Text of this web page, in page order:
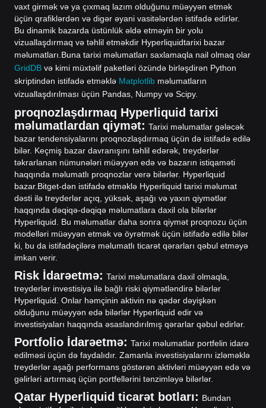
vaxt girmək və ya çıxmaq lazım olduğunu müəyyən etmək
üçün qrafiklərdən və digər əyani vasitələrdən istifadə edirlər.
Bu dinamik bazarda üstünlük əldə etməyin bir yolu
vizuallaşdırmaq və təhlil etməkdir Hyperliquidtarixi bazar
məlumatları. Buna tarixi məlumatları saxlamaqla nail olmaq olar
GridDB və kimi müxtəlif paketləri özündə birləşdirən Python
skriptindən istifadə etməklə Matplotlib məlumatların
vizuallaşdırılması üçün Pandas, Numpy və Scipy.
proqnozlaşdırmaq Hyperliquid tarixi
məlumatlardan qiymət: Tarixi məlumatlar gələcək
bazar tendensiyalarını proqnozlaşdırmaq üçün də istifadə edilə
bilər. Keçmiş bazar davranışını təhlil edərək, treyderlər
təkrarlanan nümunələri müəyyən edə və bazarın istiqaməti
haqqında məlumatlı proqnozlar verə bilərlər. Hyperliquid
bazar. Bitget-dən istifadə etməklə Hyperliquid tarixi məlumat
dəsti ilə treyderlər açıq, yüksək, aşağı və yaxın qiymətlər
haqqında dəqiqə-dəqiqə məlumatlara daxil ola bilərlər
Hyperliquid. Bu məlumatlar daha sonra qiymət proqnozu üçün
modelləri müəyyən etmək və öyrətmək üçün istifadə edilə bilər
ki, bu da istifadəçilərə məlumatlı ticarət qərarları qəbul etməyə
imkan verir.
Risk İdarəetmə: Tarixi məlumatlara daxil olmaqla,
treyderlər investisiya ilə bağlı riski qiymətləndirə bilərlər
Hyperliquid. Onlar həmçinin aktivin nə qədər dəyişkən
olduğunu müəyyən edə bilərlər Hyperliquid edir və
investisiyaları haqqında əsaslandırılmış qərarlar qəbul edirlər.
Portfolio İdarəetmə: Tarixi məlumatlar portfelin idarə
edilməsi üçün də faydalıdır. Zamanla investisiyalarını izləməklə
treyderlər aşağı performans göstərən aktivləri müəyyən edə və
gəlirləri artırmaq üçün portfellərini tənzimləyə bilərlər.
Qatar Hyperliquid ticarət botları: Bundan